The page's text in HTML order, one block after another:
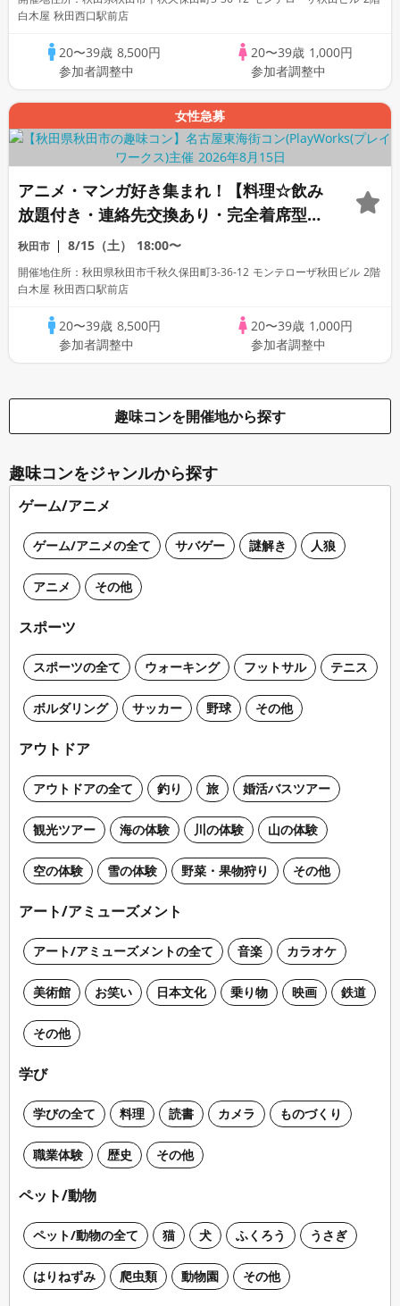
白木屋 秋田西口駅前店
20〜39歳 8,500円
参加者調整中
20〜39歳 1,000円
参加者調整中
女性急募
アニメ・マンガ好き集まれ！【料理☆飲み
放題付き・連絡先交換あり・完全着席型】
アニメ好きコン☆１名参加多数・初参加も
大歓迎☆プレイワークス主催☆
秋田市 8/15（土） 18:00〜
開催地住所：秋田県秋田市千秋久保田町3-36-12 モンテローザ秋田ビル 2階
白木屋 秋田西口駅前店
20〜39歳 8,500円
参加者調整中
20〜39歳 1,000円
参加者調整中
趣味コンを開催地から探す
趣味コンをジャンルから探す
ゲーム/アニメ
ゲーム/アニメの全て サバゲー 謎解き 人狼
アニメ その他
スポーツ
スポーツの全て ウォーキング フットサル テニス
ボルダリング サッカー 野球 その他
アウトドア
アウトドアの全て 釣り 旅 婚活バスツアー
観光ツアー 海の体験 川の体験 山の体験
空の体験 雪の体験 野菜・果物狩り その他
アート/アミューズメント
アート/アミューズメントの全て 音楽 カラオケ
美術館 お笑い 日本文化 乗り物 映画 鉄道
その他
学び
学びの全て 料理 読書 カメラ ものづくり
職業体験 歴史 その他
ペット/動物
ペット/動物の全て 猫 犬 ふくろう うさぎ
はりねずみ 爬虫類 動物園 その他